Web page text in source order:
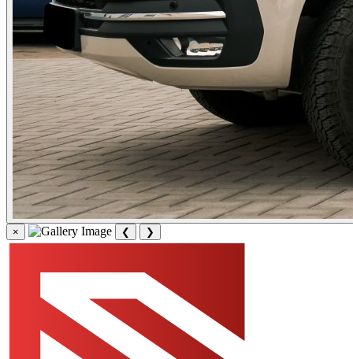
× ❮ ❯